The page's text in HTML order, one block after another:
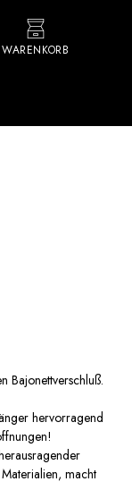
auf dem
WARENKORB
Bajonettverschluß.
hervorragend
macht